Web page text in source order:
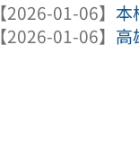
【2026-01-06】 本
【2026-01-06】 高